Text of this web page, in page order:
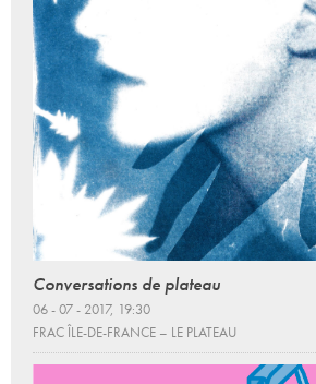
Conversations de plateau
06 - 07 - 2017, 19:30
FRAC ÎLE-DE-FRANCE – LE PLATEAU